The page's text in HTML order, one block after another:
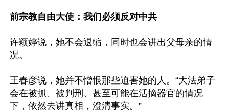
前宗教自由大使：我们必须反对中共
许颖婷说，她不会退缩，同时也会讲出父母亲的情
况。
王春彦说，她并不憎恨那些迫害她的人。“大法弟子
会在被抓、被判刑、甚至可能在活摘器官的情况
下，依然去讲真相，澄清事实。”